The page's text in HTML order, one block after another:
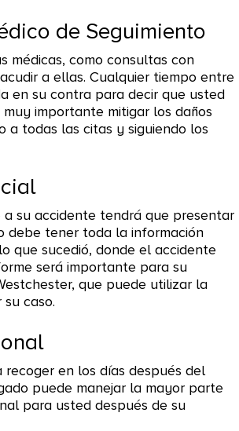
de Seguimiento
médicas, como consultas con
a ellas. Cualquier tiempo entre
en su contra para decir que usted
importante mitigar los daños
a todas las citas y siguiendo los
su accidente tendrá que presentar
debe tener toda la información
que sucedió, donde el accidente
será importante para su
que puede utilizar la
caso.
en los días después del
puede manejar la mayor parte
para usted después de su